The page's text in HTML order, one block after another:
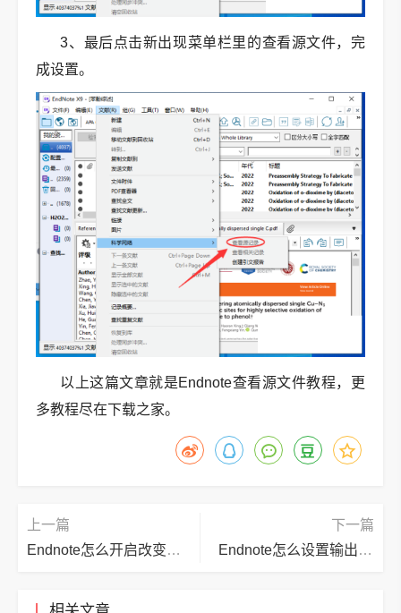
3、最后点击新出现菜单栏里的查看源文件，完
成设置。
以上这篇文章就是Endnote查看源文件教程，更
多教程尽在下载之家。
上一篇
Endnote怎么开启改变评级？Endnote开启改变评级教程
下一篇
Endnote怎么设置输出样式？Endnote设置输出样式教程